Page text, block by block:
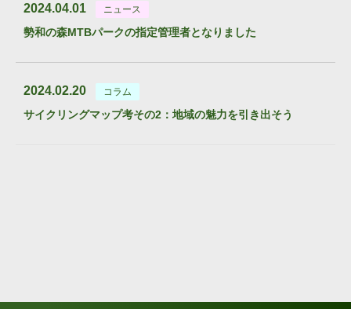
2024.04.01 ニュース
勢和の森MTBパークの指定管理者となりました
2024.02.20 コラム
サイクリングマップ考その2：地域の魅力を引き出そう